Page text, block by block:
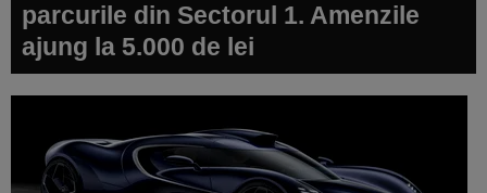
parcurile din Sectorul 1. Amenzile
ajung la 5.000 de lei